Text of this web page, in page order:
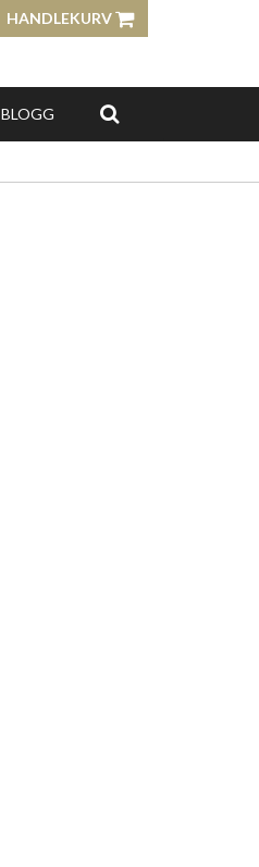
HANDLEKURV
BLOGG